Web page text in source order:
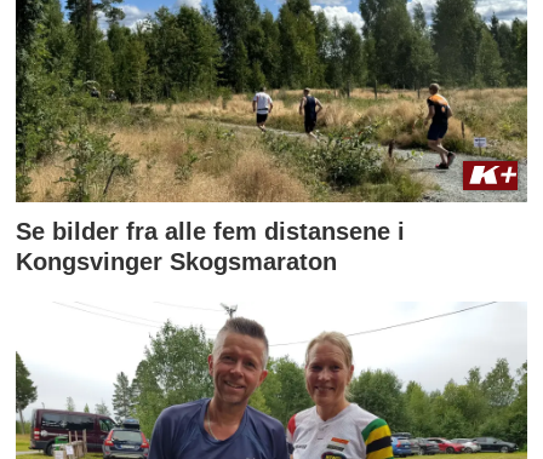
Se bilder fra alle fem distansene i
Kongsvinger Skogsmaraton